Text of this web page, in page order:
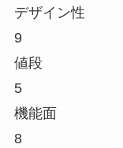
デザイン性
9
値段
5
機能面
8